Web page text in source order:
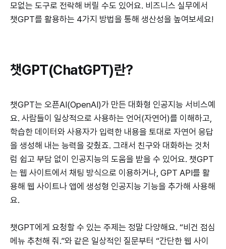
모없는 도구로 전락해 버릴 수도 있어요. 비즈니스 실무에서
챗GPT를 활용하는 4가지 방법을 통해 생산성을 높여보세요!
챗GPT(ChatGPT)란?
챗GPT는 오픈AI(OpenAI)가 만든 대화형 인공지능 서비스예
요. 사람들이 일상적으로 사용하는 언어(자연어)를 이해하고,
학습한 데이터와 사용자가 입력한 내용을 토대로 자연어 응답
을 생성해 내는 능력을 갖췄죠. 그래서 친구와 대화하는 것처
럼 쉽고 부담 없이 인공지능의 도움을 받을 수 있어요. 챗GPT
는 웹 사이트에서 채팅 방식으로 이용하거나, GPT API를 활
용해 웹 사이트나 앱에 생성형 인공지능 기능을 추가해 사용해
요.
챗GPT에게 요청할 수 있는 주제는 정말 다양해요. “비건 점심
메뉴 추천해 줘.”와 같은 일상적인 질문부터 “간단한 웹 사이